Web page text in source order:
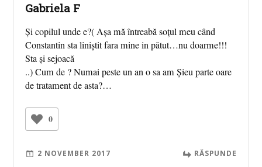
Gabriela F
Și copilul unde e?( Așa mă întreabă soțul meu când
Constantin sta liniștit fara mine in pătut…nu doarme!!!
Sta și sejoacă
..) Cum de ? Numai peste un an o sa am Șieu parte oare
de tratament de asta?…
0
2 NOVEMBER 2017 RĂSPUNDE